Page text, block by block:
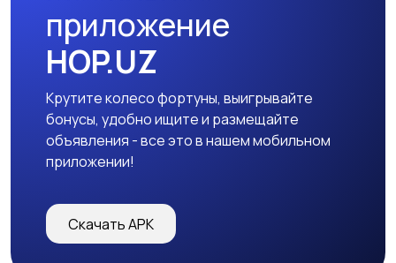
приложение
HOP.UZ
Крутите колесо фортуны, выигрывайте
бонусы, удобно ищите и размещайте
объявления - все это в нашем мобильном
приложении!
Скачать APK